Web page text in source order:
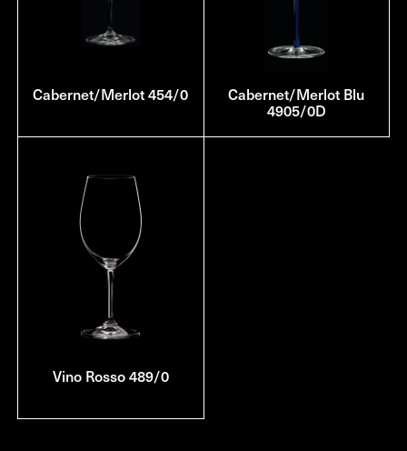
Cabernet/Merlot 454/0 Cabernet/Merlot Blu
4905/0D
Vino Rosso 489/0